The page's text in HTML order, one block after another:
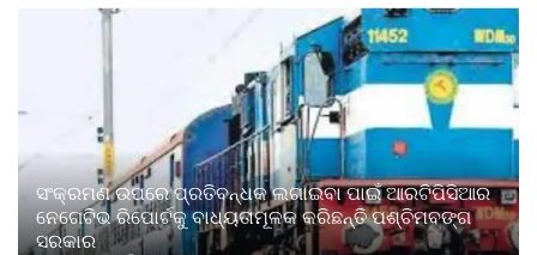
ସଂକ୍ରମଣ ଉପରେ ପ୍ରତିବନ୍ଧକ ଲଗାଇବା ପାଇଁ ଆରଟିପିସିଆର
ନେଗେଟିଭ ରିପୋର୍ଟକୁ ବାଧ୍ୟତାମୂଳକ କରିଛନ୍ତି ପଶ୍ଚିମବଙ୍ଗ
ସରକାର